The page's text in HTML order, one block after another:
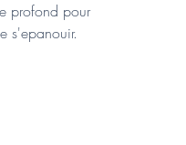
profond pour
s'epanouir.